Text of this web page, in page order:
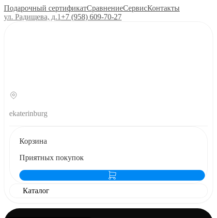
Подарочный сертификатСравнениеСервисКонтакты
ул. Радищева, д.1+7 (958) 609‑70‑27
ekaterinburg
Корзина
Приятных покупок
Каталог